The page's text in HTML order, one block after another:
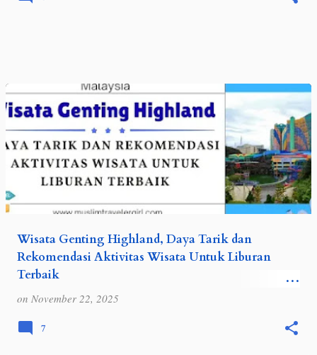
kepercayaan investor pada suatu produk
Wisata Genting Highland, Daya Tarik dan
Rekomendasi Aktivitas Wisata Untuk Liburan
Terbaik
Buat orang Indonesia, salah satu tempat yang
adalah Genting Highland. Wisata Genting Highland
adalah sebuah kawasan perbukitan ya…
on November 22, 2025
7